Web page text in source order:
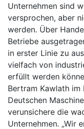
Unternehmen sind
versprochen, aber
werden. Über
Betriebe
in erster Linie zu
vielfach von
erfüllt werden
Bertram Kawlath im
Deutschen
verunsichere die
Unternehmen. „Wir